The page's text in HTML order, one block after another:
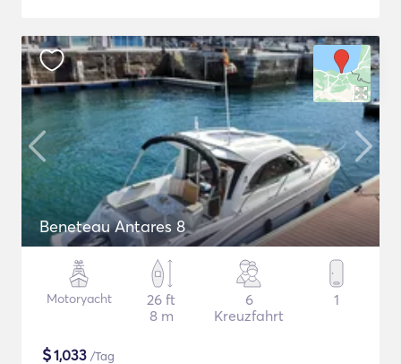
Beneteau Antares 8
Motoryacht
26 ft
8 m
6
Kreuzfahrt
1
$1,033 /Tag